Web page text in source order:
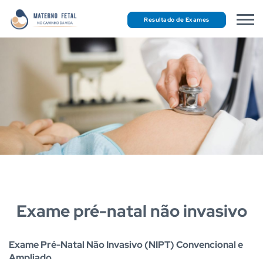
Resultado de Exames
Exame pré-natal não invasivo
Exame Pré-Natal Não Invasivo (NIPT) Convencional e